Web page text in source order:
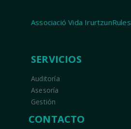
Associació Vida IrurtzunRules
SERVICIOS
Auditoría
Asesoría
Gestión
CONTACTO